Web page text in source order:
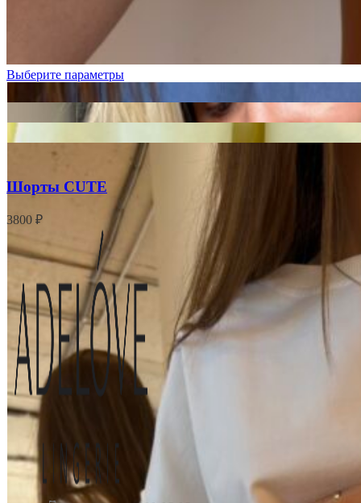
Выберите параметры
Шорты CUTE
3800 ₽